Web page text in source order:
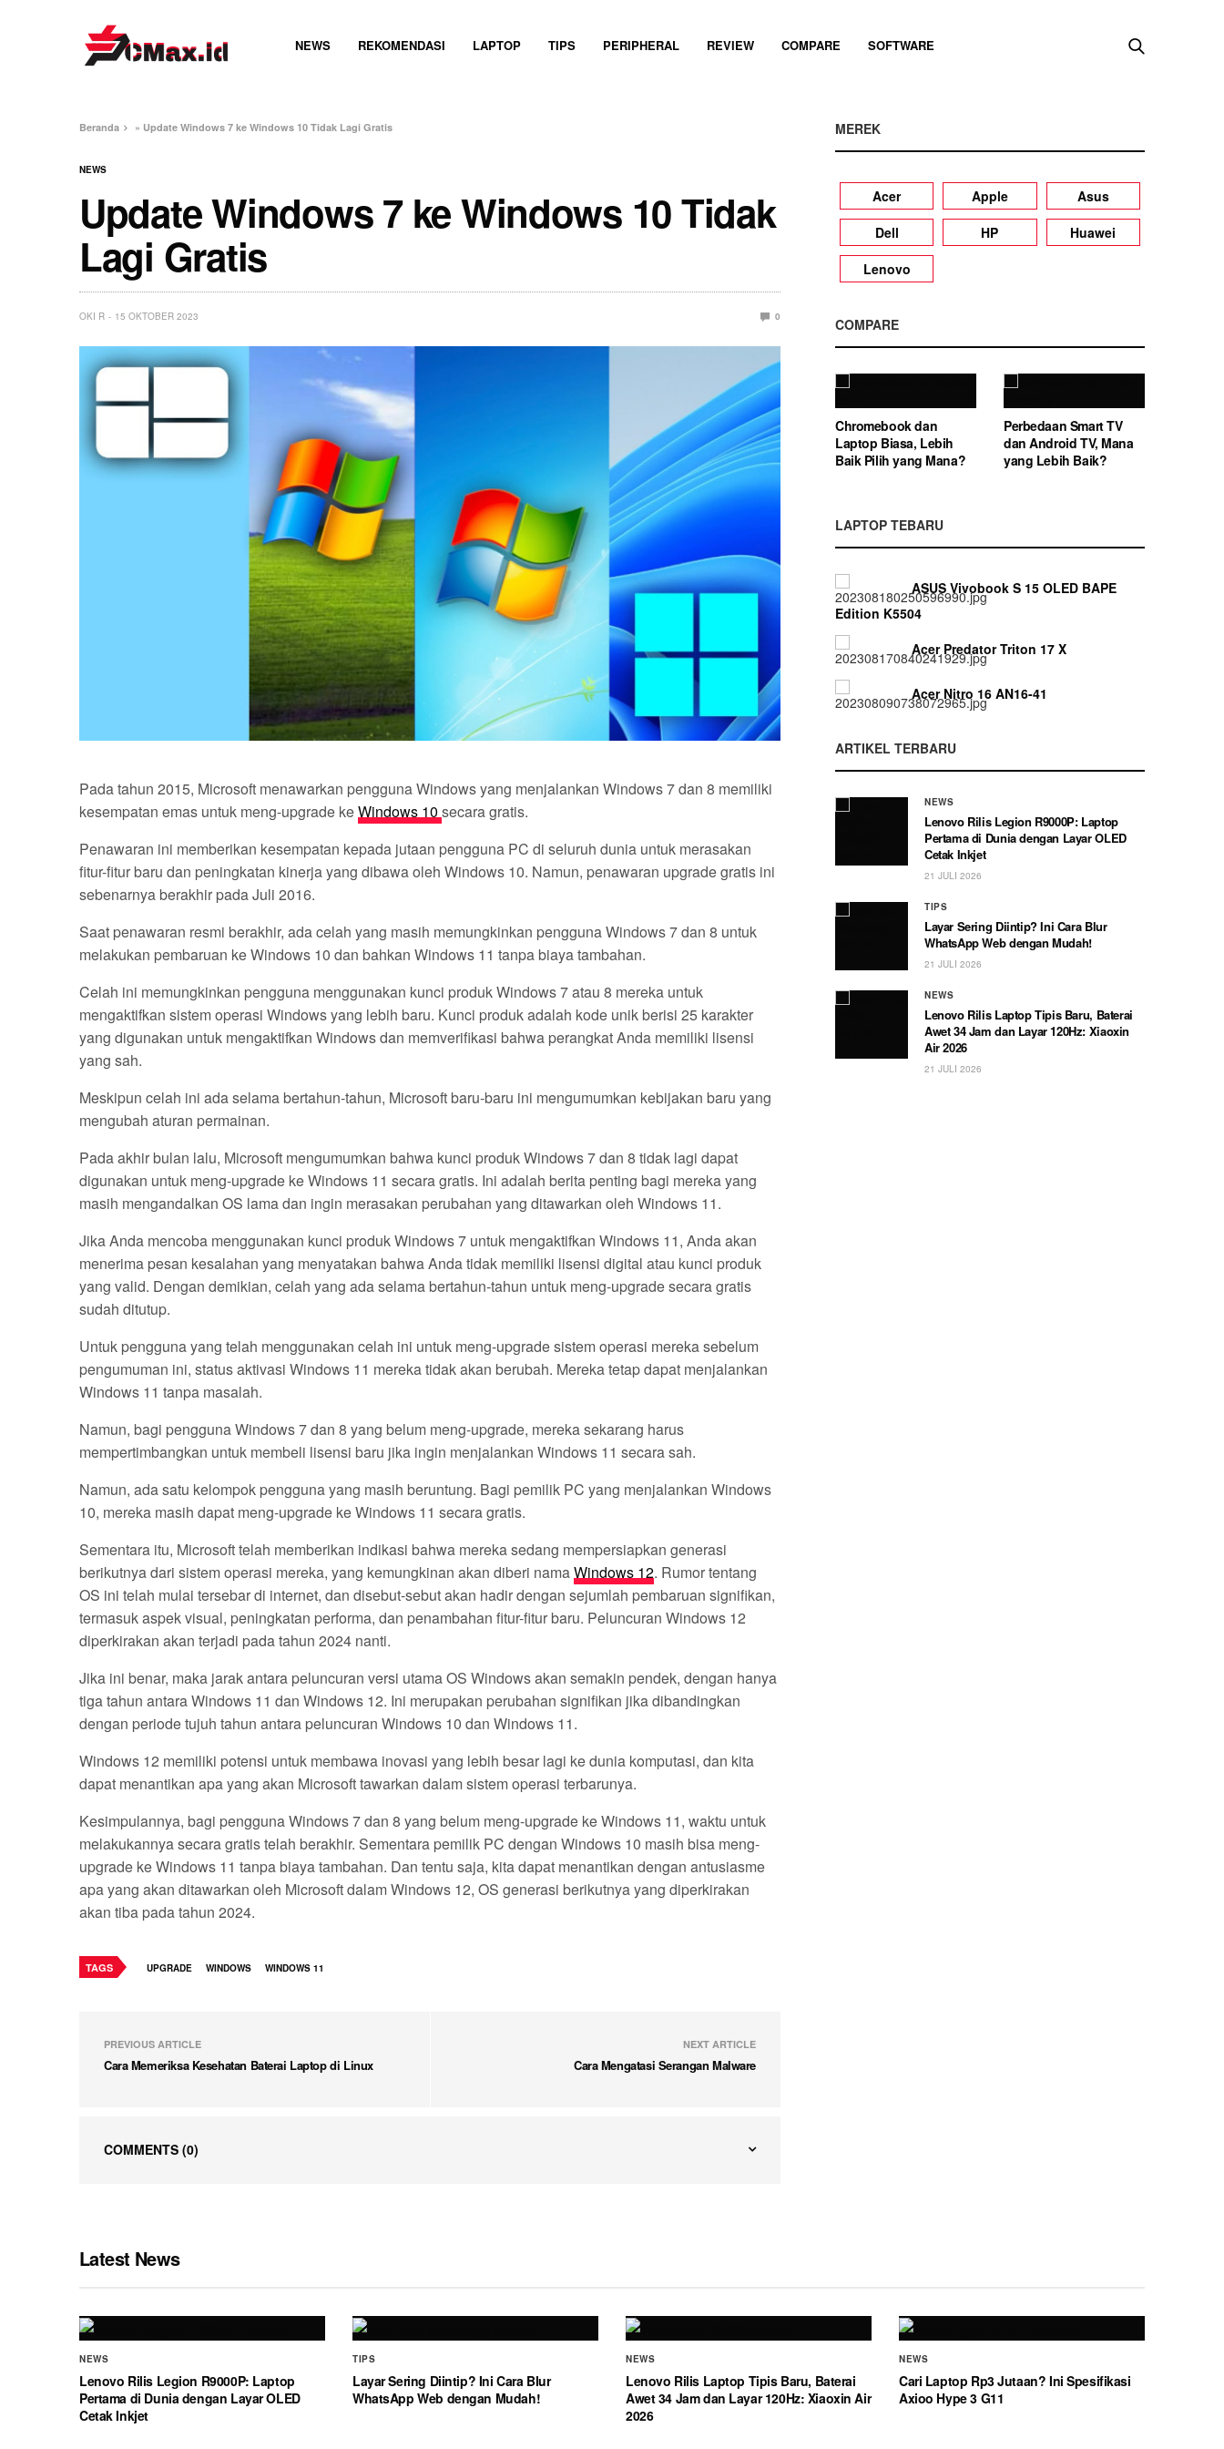
NEWS REKOMENDASI LAPTOP TIPS PERIPHERAL REVIEW COMPARE SOFTWARE
Beranda » Update Windows 7 ke Windows 10 Tidak Lagi Gratis
NEWS
Update Windows 7 ke Windows 10 Tidak
Lagi Gratis
OKI R 15 OKTOBER 2023 0
Pada tahun 2015, Microsoft menawarkan pengguna Windows yang menjalankan Windows 7 dan 8 memiliki
kesempatan emas untuk meng-upgrade keWindows 10secara gratis.
Penawaran ini memberikan kesempatan kepada jutaan pengguna PC di seluruh dunia untuk merasakan
fitur-fitur baru dan peningkatan kinerja yang dibawa oleh Windows 10. Namun, penawaran upgrade gratis ini
sebenarnya berakhir pada Juli 2016.
Saat penawaran resmi berakhir, ada celah yang masih memungkinkan pengguna Windows 7 dan 8 untuk
melakukan pembaruan ke Windows 10 dan bahkan Windows 11 tanpa biaya tambahan.
Celah ini memungkinkan pengguna menggunakan kunci produk Windows 7 atau 8 mereka untuk
mengaktifkan sistem operasi Windows yang lebih baru. Kunci produk adalah kode unik berisi 25 karakter
yang digunakan untuk mengaktifkan Windows dan memverifikasi bahwa perangkat Anda memiliki lisensi
yang sah.
Meskipun celah ini ada selama bertahun-tahun, Microsoft baru-baru ini mengumumkan kebijakan baru yang
mengubah aturan permainan.
Pada akhir bulan lalu, Microsoft mengumumkan bahwa kunci produk Windows 7 dan 8 tidak lagi dapat
digunakan untuk meng-upgrade ke Windows 11 secara gratis. Ini adalah berita penting bagi mereka yang
masih mengandalkan OS lama dan ingin merasakan perubahan yang ditawarkan oleh Windows 11.
Jika Anda mencoba menggunakan kunci produk Windows 7 untuk mengaktifkan Windows 11, Anda akan
menerima pesan kesalahan yang menyatakan bahwa Anda tidak memiliki lisensi digital atau kunci produk
yang valid. Dengan demikian, celah yang ada selama bertahun-tahun untuk meng-upgrade secara gratis
sudah ditutup.
Untuk pengguna yang telah menggunakan celah ini untuk meng-upgrade sistem operasi mereka sebelum
pengumuman ini, status aktivasi Windows 11 mereka tidak akan berubah. Mereka tetap dapat menjalankan
Windows 11 tanpa masalah.
Namun, bagi pengguna Windows 7 dan 8 yang belum meng-upgrade, mereka sekarang harus
mempertimbangkan untuk membeli lisensi baru jika ingin menjalankan Windows 11 secara sah.
Namun, ada satu kelompok pengguna yang masih beruntung. Bagi pemilik PC yang menjalankan Windows
10, mereka masih dapat meng-upgrade ke Windows 11 secara gratis.
Sementara itu, Microsoft telah memberikan indikasi bahwa mereka sedang mempersiapkan generasi
berikutnya dari sistem operasi mereka, yang kemungkinan akan diberi namaWindows 12. Rumor tentang
OS ini telah mulai tersebar di internet, dan disebut-sebut akan hadir dengan sejumlah pembaruan signifikan,
termasuk aspek visual, peningkatan performa, dan penambahan fitur-fitur baru. Peluncuran Windows 12
diperkirakan akan terjadi pada tahun 2024 nanti.
Jika ini benar, maka jarak antara peluncuran versi utama OS Windows akan semakin pendek, dengan hanya
tiga tahun antara Windows 11 dan Windows 12. Ini merupakan perubahan signifikan jika dibandingkan
dengan periode tujuh tahun antara peluncuran Windows 10 dan Windows 11.
Windows 12 memiliki potensi untuk membawa inovasi yang lebih besar lagi ke dunia komputasi, dan kita
dapat menantikan apa yang akan Microsoft tawarkan dalam sistem operasi terbarunya.
Kesimpulannya, bagi pengguna Windows 7 dan 8 yang belum meng-upgrade ke Windows 11, waktu untuk
melakukannya secara gratis telah berakhir. Sementara pemilik PC dengan Windows 10 masih bisa meng-
upgrade ke Windows 11 tanpa biaya tambahan. Dan tentu saja, kita dapat menantikan dengan antusiasme
apa yang akan ditawarkan oleh Microsoft dalam Windows 12, OS generasi berikutnya yang diperkirakan
akan tiba pada tahun 2024.
TAGS UPGRADE WINDOWS WINDOWS 11
PREVIOUS ARTICLE
Cara Memeriksa Kesehatan Baterai Laptop di Linux
NEXT ARTICLE
Cara Mengatasi Serangan Malware
COMMENTS (0)
MEREK
Acer Apple
Asus
Dell
HP
Huawei
Lenovo
COMPARE
Chromebook dan
Laptop Biasa, Lebih
Baik Pilih yang Mana?
Perbedaan Smart TV
dan Android TV, Mana
yang Lebih Baik?
LAPTOP TEBARU
ASUS Vivobook S 15 OLED BAPE
Edition K5504
Acer Predator Triton 17 X
Acer Nitro 16 AN16-41
ARTIKEL TERBARU
NEWS
Lenovo Rilis Legion R9000P: Laptop
Pertama di Dunia dengan Layar OLED
Cetak Inkjet
21 JULI 2026
TIPS
Layar Sering Diintip? Ini Cara Blur
WhatsApp Web dengan Mudah!
21 JULI 2026
NEWS
Lenovo Rilis Laptop Tipis Baru, Baterai
Awet 34 Jam dan Layar 120Hz: Xiaoxin
Air 2026
21 JULI 2026
Latest News
NEWS
Lenovo Rilis Legion R9000P: Laptop
Pertama di Dunia dengan Layar OLED
Cetak Inkjet
TIPS
Layar Sering Diintip? Ini Cara Blur
WhatsApp Web dengan Mudah!
NEWS
Lenovo Rilis Laptop Tipis Baru, Baterai
Awet 34 Jam dan Layar 120Hz: Xiaoxin Air
2026
NEWS
Cari Laptop Rp3 Jutaan? Ini Spesifikasi
Axioo Hype 3 G11